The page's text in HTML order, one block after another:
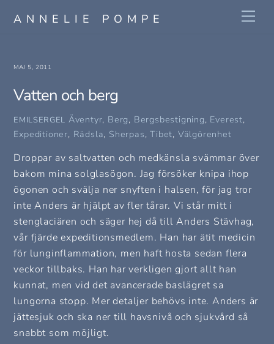
ANNELIE POMPE
MAJ 5, 2011
Vatten och berg
EMILSERGEL Äventyr, Berg, Bergsbestigning, Everest,
Expeditioner, Rädsla, Sherpas,Tibet, Välgörenhet
Droppar av saltvatten och medkänsla svämmar över
bakom mina solglasögon. Jag försöker knipa ihop
ögonen och svälja ner snyften i halsen, för jag tror
inte Anders är hjälpt av fler tårar. Vi står mitt i
stenglaciären och säger hej då till Anders Stävhag,
vår fjärde expeditionsmedlem. Han har ätit medicin
för lunginflammation, men haft hosta sedan flera
veckor tillbaks. Han har verkligen gjort allt han
kunnat, men vid det avancerade baslägret sa
lungorna stopp. Mer detaljer behövs inte. Anders är
jättesjuk och ska ner till havsnivå och sjukvård så
snabbt som möjligt.